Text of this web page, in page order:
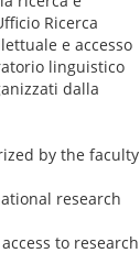
Ricerca
e accesso
linguistico
dalla
by the faculty
research
to research